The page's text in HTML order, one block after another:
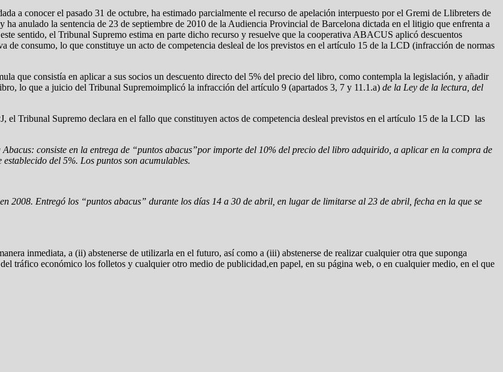
a conocer el pasado 31 de octubre, ha estimado parcialmente el recurso de apelación interpuesto por el Gremi de Llibreters de
anulado la sentencia de 23 de septiembre de 2010 de la Audiencia Provincial de Barcelona dictada en el litigio que enfrenta a
sentido, el Tribunal Supremo estima en parte dicho recurso y resuelve que la cooperativa ABACUS aplicó descuentos
de consumo, lo que constituye un acto de competencia desleal de los previstos en el artículo 15 de la LCD (infracción de normas
que consistía en aplicar a sus socios un descuento directo del 5% del precio del libro, como contempla la legislación, y añadir
lo que a juicio del Tribunal Supremoimplicó la infracción del artículo 9 (apartados 3, 7 y 11.1.a) de la Ley de la lectura, del
el Tribunal Supremo declara en el fallo que constituyen actos de competencia desleal previstos en el artículo 15 de la LCD las
consiste en la entrega de “puntos abacus”por importe del 10% del precio del libro adquirido, a aplicar en la compra de
del 5%. Los puntos son acumulables.
2008. Entregó los “puntos abacus” durante los días 14 a 30 de abril, en lugar de limitarse al 23 de abril, fecha en la que se
inmediata, a (ii) abstenerse de utilizarla en el futuro, así como a (iii) abstenerse de realizar cualquier otra que suponga
tráfico económico los folletos y cualquier otro medio de publicidad,en papel, en su página web, o en cualquier medio, en el que